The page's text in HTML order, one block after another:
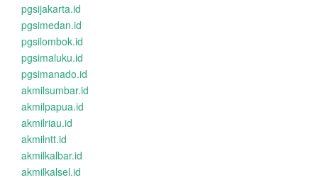
pgsijakarta.id
pgsimedan.id
pgsilombok.id
pgsimaluku.id
pgsimanado.id
akmilsumbar.id
akmilpapua.id
akmilriau.id
akmilntt.id
akmilkalbar.id
akmilkalsel.id